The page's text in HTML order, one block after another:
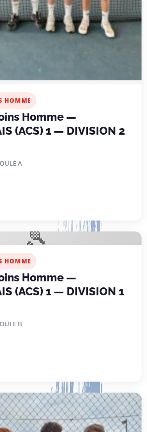
HOMME
Homme —
(ACS) 1 — DIVISION 2
A
🎾
HOMME
Homme —
(ACS) 1 — DIVISION 1
B